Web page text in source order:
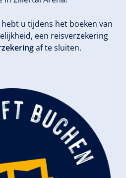
u tijdens het boeken van
een reisverzekering
af te sluiten.